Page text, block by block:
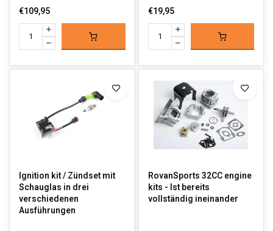
€109,95 €19,95
Ignition kit / Zündset mit
Schauglas in drei
verschiedenen
Ausführungen
RovanSports 32CC engine
kits - Ist bereits
vollständig ineinander